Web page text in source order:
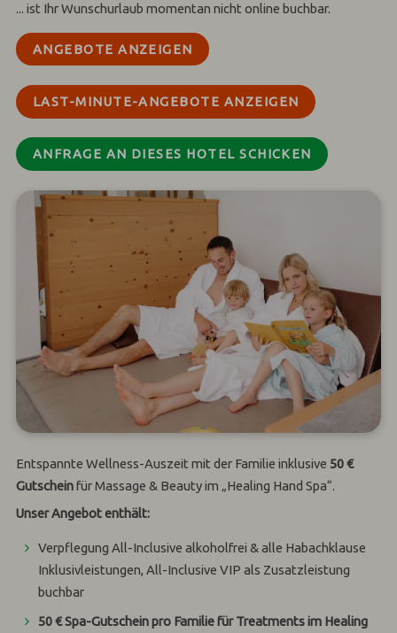
... ist Ihr Wunschurlaub momentan nicht online buchbar.
ANGEBOTE ANZEIGEN
LAST-MINUTE-ANGEBOTE ANZEIGEN
ANFRAGE AN DIESES HOTEL SCHICKEN
Entspannte Wellness-Auszeit mit der Familie inklusive 50 €
Gutscheinfür Massage & Beauty im „Healing Hand Spa“.
Unser Angebot enthält:
Verpflegung All-Inclusive alkoholfrei & alle Habachklause
Inklusivleistungen, All-Inclusive VIP als Zusatzleistung
buchbar
50 € Spa-Gutschein pro Familie für Treatments im Healing